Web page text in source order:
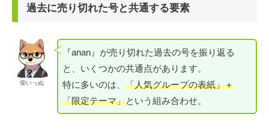
過去に売り切れた号と共通する要素
柴いっぬ
『anan』が売り切れた過去の号を振り返る
と、いくつかの共通点があります。
特に多いのは、「人気グループの表紙」＋
「限定テーマ」という組み合わせ。